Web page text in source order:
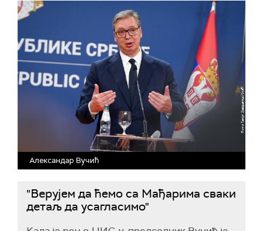
Александар Вучић
"Верујем да ћемо са Мађарима сваки
детаљ да усагласимо"